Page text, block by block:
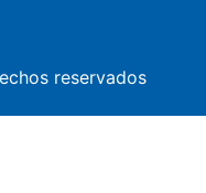
reservados